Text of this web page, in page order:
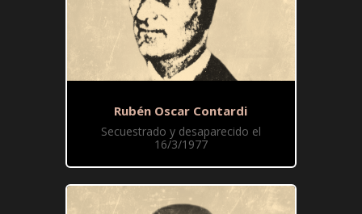
Rubén Oscar Contardi
Secuestrado y desaparecido el
16/3/1977